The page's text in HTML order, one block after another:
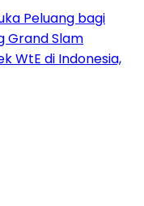
Peluang bagi
Grand Slam
WtE di Indonesia,